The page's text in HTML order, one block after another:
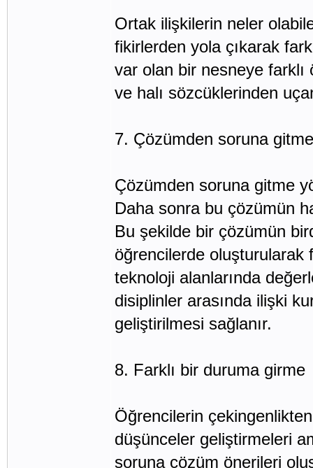
Ortak ilişkilerin neler
fikirlerden yola çıkarak
var olan bir nesneye farklı
ve halı sözcüklerinden
7. Çözümden soruna
Çözümden soruna gitme
Daha sonra bu çözümün
Bu şekilde bir çözümün
öğrencilerde oluşturularak
teknoloji alanlarında
disiplinler arasında ilişki
geliştirilmesi sağlanır.
8. Farklı bir duruma girme
Öğrencilerin
düşünceler geliştirmeleri
soruna çözüm önerileri